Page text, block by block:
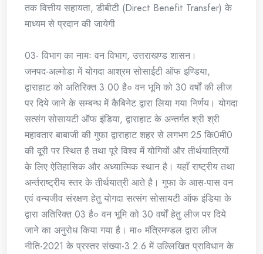
तक वित्तीय सहायता, डीबीटी (Direct Benefit Transfer) के
माध्यम से प्रदान की जायेगी
03- विभाग का नामः वन विभाग, उत्तराखण्ड शासन।
जनपद-अल्मोडा में योगदा आश्रम सोसाईटी ऑफ इण्डिया,
द्वाराहाट को अतिरिक्त 3.00 है० वन भूमि को 30 वर्षों की लीज
पर दिये जाने के सम्बन्ध में कैबिनेट द्वारा लिया गया निर्णय। योगदा
सत्संग सोसायटी ऑफ इंडिया, द्वाराहाट के अन्तर्गत श्री श्री
महावतार बाबाजी की गुफा द्वाराहाट शहर से लगभग 25 कि0मी0
की दूरी पर स्थित है तथा पूरे विश्व में योगियों और तीर्थयात्रियों
के लिए ऐतिहासिक और अध्यात्मिक स्थान है। यहाँ राष्ट्रीय तथा
अर्न्तराष्ट्रीय स्तर के तीर्थयात्री आते है। गुफा के आस-पास वन
एवं वन्यजीव संरक्षण हेतु योगदा सत्संग सोसायटी ऑफ इंडिया के
द्वारा अतिरिक्त 03 है० वन भूमि को 30 वर्षों हेतु लीज पर दिये
जाने का अनुरोध किया गया है। मा० मंत्रिमण्डल द्वारा लीज
नीति-2021 के प्रस्तर संख्या-3.2.6 में उल्लिखित प्राविधान के